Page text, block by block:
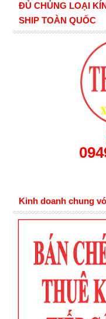
ĐỦ CHỦNG LOẠI
SHIP TOÀN QUỐC
Kinh doanh chung